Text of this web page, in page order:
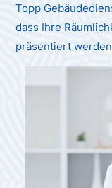
Topp
dass Ihre
präsentiert